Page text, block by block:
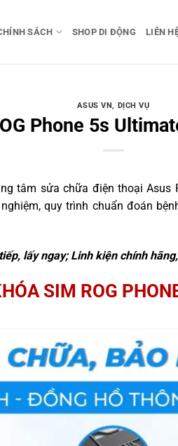
SÁCH SHOP DI ĐỘNG LIÊN
ASUS VN, DỊCH VỤ
Phone 5s
tâm sửa chữa điện thoại Asus
quy trình chuẩn đoán
lấy ngay; Linh kiện chính
SIM ROG